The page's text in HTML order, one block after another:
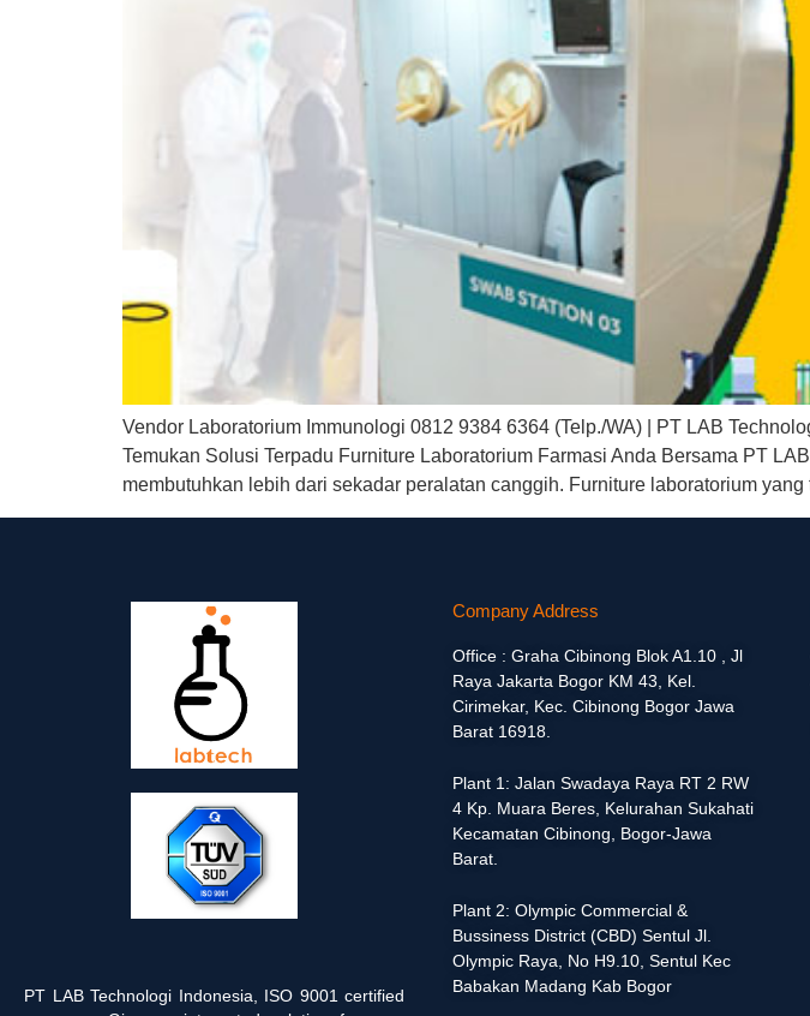
Vendor Laboratorium Immunologi 0812 9384 6364 (Telp./WA) | PT LAB
Temukan Solusi Terpadu Furniture Laboratorium Farmasi Anda Bersama PT
membutuhkan lebih dari sekadar peralatan canggih. Furniture laboratorium
PT LAB Technologi Indonesia, ISO 9001 certified
Company Address
Office : Graha Cibinong Blok A1.10 , Jl
Raya Jakarta Bogor KM 43, Kel.
Cirimekar, Kec. Cibinong Bogor Jawa
Barat 16918.
Plant 1: Jalan Swadaya Raya RT 2 RW
4 Kp. Muara Beres, Kelurahan Sukahati
Kecamatan Cibinong, Bogor-Jawa
Barat.
Plant 2: Olympic Commercial &
Bussiness District (CBD) Sentul Jl.
Olympic Raya, No H9.10, Sentul Kec
Babakan Madang Kab Bogor